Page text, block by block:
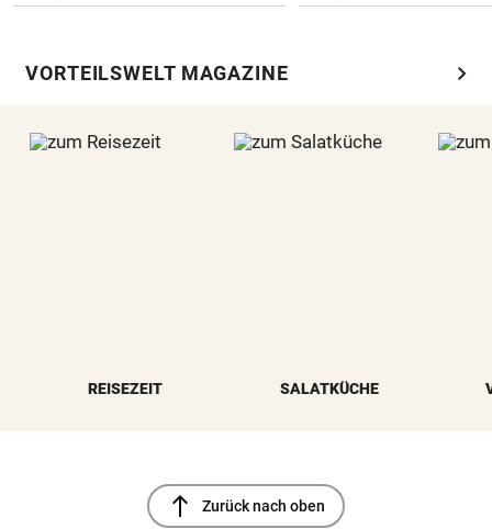
VORTEILSWELT MAGAZINE chevron_right
REISEZEIT SALATKÜCHE
north Zurück nach oben